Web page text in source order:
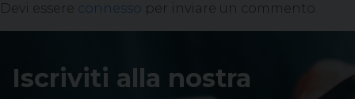
Devi essere connesso per inviare un commento.
Iscriviti alla nostra